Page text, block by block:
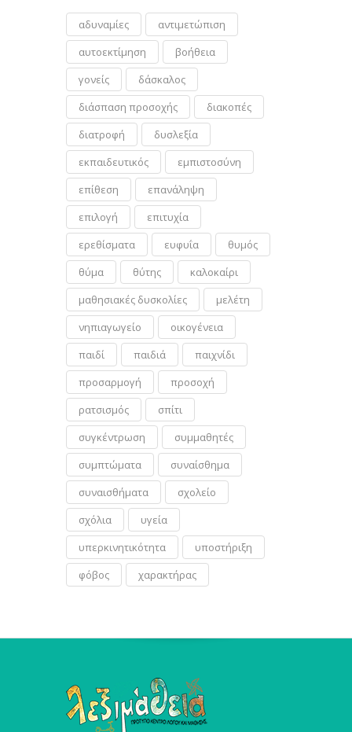
αδυναμίες
αντιμετώπιση
αυτοεκτίμηση
βοήθεια
γονείς
δάσκαλος
διάσπαση προσοχής
διακοπές
διατροφή
δυσλεξία
εκπαιδευτικός
εμπιστοσύνη
επίθεση
επανάληψη
επιλογή
επιτυχία
ερεθίσματα
ευφυΐα
θυμός
θύμα
θύτης
καλοκαίρι
μαθησιακές δυσκολίες
μελέτη
νηπιαγωγείο
οικογένεια
παιδί
παιδιά
παιχνίδι
προσαρμογή
προσοχή
ρατσισμός
σπίτι
συγκέντρωση
συμμαθητές
συμπτώματα
συναίσθημα
συναισθήματα
σχολείο
σχόλια
υγεία
υπερκινητικότητα
υποστήριξη
φόβος
χαρακτήρας